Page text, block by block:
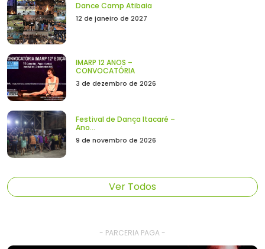
Dance Camp Atibaia
12 de janeiro de 2027
IMARP 12 ANOS –
CONVOCATÓRIA
3 de dezembro de 2026
Festival de Dança Itacaré –
Ano...
9 de novembro de 2026
Ver Todos
- PARCERIA PAGA -